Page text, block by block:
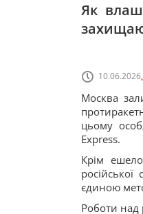
Як
10.06.2026
Москва
цьому
Express.
Крім
єдиною
Роботи над